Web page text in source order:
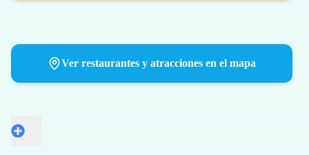
Ver restaurantes y atracciones en el mapa